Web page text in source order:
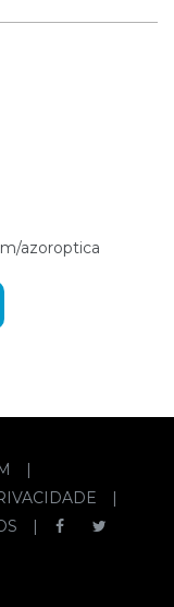
azoroptica
|
|
|